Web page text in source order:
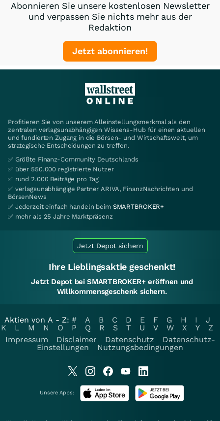
Abonnieren Sie unsere kostenlosen Newsletter
und verpassen Sie nichts mehr aus der
Redaktion
Jetzt abonnieren!
Profitieren Sie von unserem Alleinstellungsmerkmal als den
zentralen verlagsunabhängigen Wissens-Hub für einen aktuellen
und fundierten Zugang in die Börsen- und Wirtschaftswelt, um
strategische Entscheidungen zu treffen.
✅ Größte Finanz-Community Deutschlands
✅ über 550.000 registrierte Nutzer
✅ rund 2.000 Beiträge pro Tag
✅ verlagsunabhängige Partner ARIVA, FinanzNachrichten und
BörsenNews
✅ Jederzeit einfach handeln beim SMARTBROKER+
✅ mehr als 25 Jahre Marktpräsenz
Jetzt Depot sichern
Ihre Lieblingsaktie geschenkt!
Jetzt Depot bei SMARTBROKER+ eröffnen und
Willkommensgeschenk sichern.
Aktien von A - Z: # A B C D E F G H I
J
K
L M N O P Q R S T U V W X Y
Z
Impressum
Disclaimer Datenschutz
Datenschutz-
Einstellungen
Nutzungsbedingungen
Unsere Apps: